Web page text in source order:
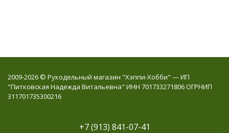
2009-2026 © Рукодельный магазин "Хэппи-Хобби" — ИП
"Питковская Надежда Витальевна" ИНН 701733271806 ОГРНИП
311701735300216
+7 (913) 841-07-41